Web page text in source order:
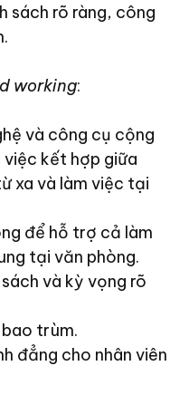
sách rõ ràng, công
working:
và công cụ cộng
kết hợp giữa
xa và làm việc tại
để hỗ trợ cả làm
tại văn phòng.
và kỳ vọng rõ
trùm.
đẳng cho nhân viên